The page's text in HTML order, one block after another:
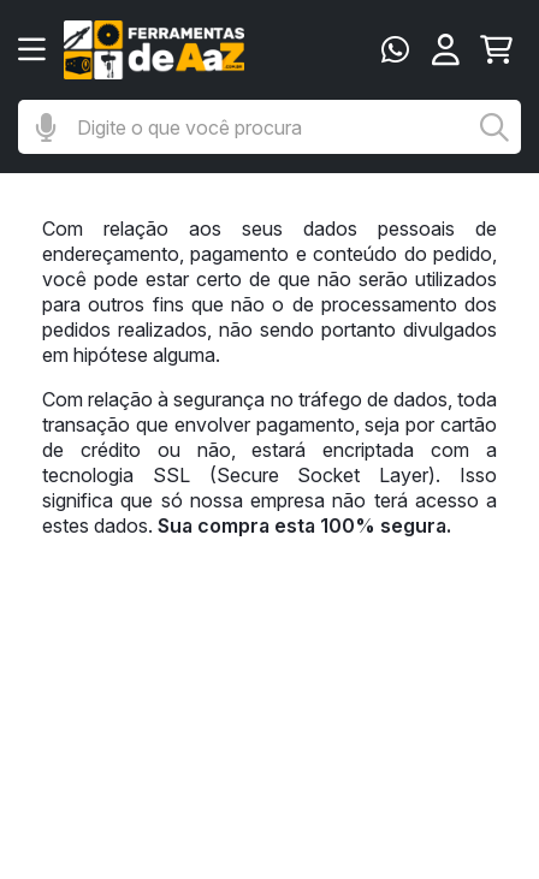
Digite o que você procura
Com relação aos seus dados pessoais de
endereçamento, pagamento e conteúdo do pedido,
você pode estar certo de que não serão utilizados
para outros fins que não o de processamento dos
pedidos realizados, não sendo portanto divulgados
em hipótese alguma.
Com relação à segurança no tráfego de dados, toda
transação que envolver pagamento, seja por cartão
de crédito ou não, estará encriptada com a
tecnologia SSL (Secure Socket Layer). Isso
significa que só nossa empresa não terá acesso a
estes dados. Sua compra esta 100% segura.